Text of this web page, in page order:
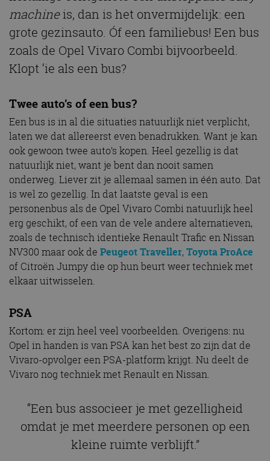
machineis, dan is het onvermijdelijk: een
grote gezinsauto. Óf een familiebus! Een bus
zoals de Opel Vivaro Combi bijvoorbeeld.
Klopt ‘ie als een bus?
Twee auto’s of een bus?
Een bus is in al die situaties natuurlijk niet verplicht,
laten we dat allereerst even benadrukken. Want je kan
ook gewoon twee auto’s kopen. Heel gezellig is dat
natuurlijk niet, want je bent dan nooit samen
onderweg. Liever zit je allemaal samen in één auto. Dat
is wel zo gezellig. In dat laatste geval is een
personenbus als de Opel Vivaro Combi natuurlijk heel
erg geschikt, of een van de vele andere alternatieven,
zoals de technisch identieke Renault Trafic en Nissan
NV300 maar ook de Peugeot Traveller, Toyota ProAce
of Citroën Jumpy die op hun beurt weer techniek met
elkaar uitwisselen.
PSA
Kortom: er zijn heel veel voorbeelden. Overigens: nu
Opel in handen is van PSA kan het best zo zijn dat de
Vivaro-opvolger een PSA-platform krijgt. Nu deelt de
Vivaro nog techniek met Renault en Nissan.
“Een bus associeer je met gezelligheid
omdat je met meerdere personen op een
kleine ruimte verblijft.”